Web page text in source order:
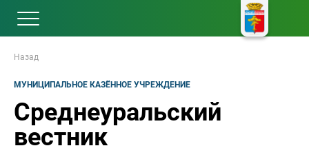
Назад
МУНИЦИПАЛЬНОЕ КАЗЁННОЕ УЧРЕЖДЕНИЕ
Среднеуральский
вестник